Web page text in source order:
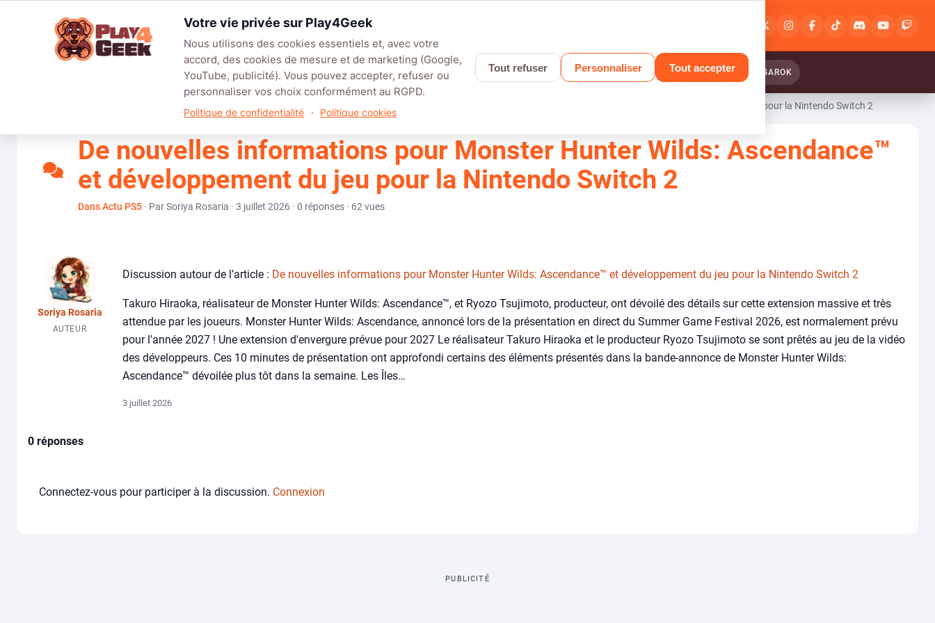
inscription
LEAGUE OF LEGENDS BATTLEFIELD 6 PALWORLD APEX LEGENDS SAROS GRANBLUE FANTASY RELINK : ENDLESS RANGAROK
De nouvelles informations pour Monster Hunter Wilds: Ascendance™ et développement du jeu pour la Nintendo Switch 2
De nouvelles informations pour Monster Hunter Wilds: Ascendance™
et développement du jeu pour la Nintendo Switch 2
Dans Actu PS5 · Par Soriya Rosaria · 3 juillet 2026 · 0 réponses · 62 vues
Soriya Rosaria
AUTEUR
Discussion autour de l’article : De nouvelles informations pour Monster Hunter Wilds: Ascendance™ et développement du jeu pour la Nintendo Switch 2
Takuro Hiraoka, réalisateur de Monster Hunter Wilds: Ascendance™, et Ryozo Tsujimoto, producteur, ont dévoilé des détails sur cette extension massive et très
attendue par les joueurs. Monster Hunter Wilds: Ascendance, annoncé lors de la présentation en direct du Summer Game Festival 2026, est normalement prévu
pour l'année 2027 ! Une extension d'envergure prévue pour 2027 Le réalisateur Takuro Hiraoka et le producteur Ryozo Tsujimoto se sont prêtés au jeu de la vidéo
des développeurs. Ces 10 minutes de présentation ont approfondi certains des éléments présentés dans la bande-annonce de Monster Hunter Wilds:
Ascendance™ dévoilée plus tôt dans la semaine. Les Îles…
3 juillet 2026
0 réponses
Connectez-vous pour participer à la discussion. Connexion
PUBLICITÉ
Votre vie privée sur Play4Geek
Nous utilisons des cookies essentiels et, avec votre
accord, des cookies de mesure et de marketing (Google,
YouTube, publicité). Vous pouvez accepter, refuser ou
personnaliser vos choix conformément au RGPD.
Politique de confidentialité · Politique cookies
Tout refuser Personnaliser Tout accepter